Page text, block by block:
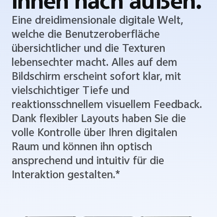
Eine dreidimensionale digitale Welt,
welche die Benutzeroberfläche
übersichtlicher und die Texturen
lebensechter macht. Alles auf dem
Bildschirm erscheint sofort klar, mit
vielschichtiger Tiefe und
reaktionsschnellem visuellem Feedback.
Dank flexibler Layouts haben Sie die
volle Kontrolle über Ihren digitalen
Raum und können ihn optisch
ansprechend und intuitiv für die
Interaktion gestalten.*